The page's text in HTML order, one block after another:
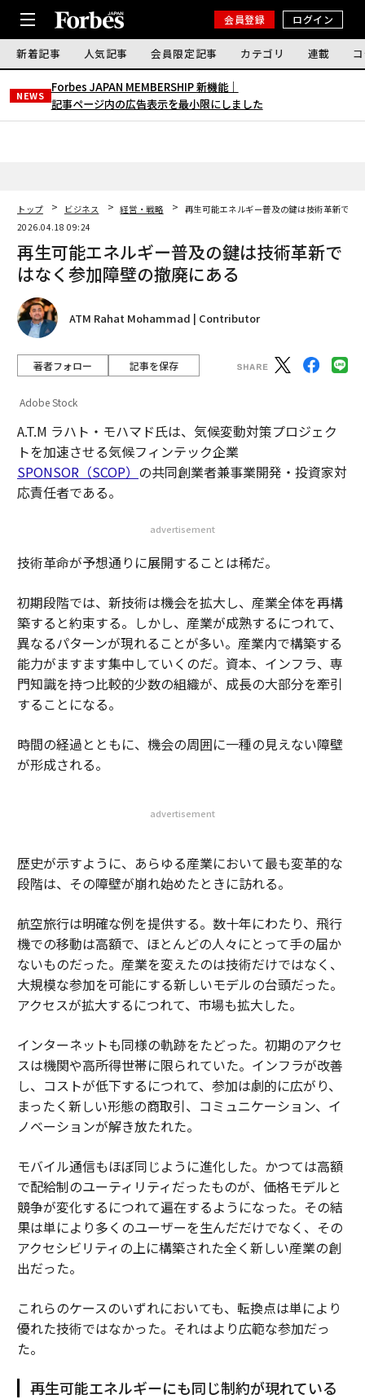
会員登録 ログイン
新着記事 人気記事 会員限定記事 カテゴリ 連載
NEWS
Forbes JAPAN MEMBERSHIP 新機能｜
記事ページ内の広告表示を最小限にしました
トップ ビジネス 経営・戦略
再生可能エネルギー普及の鍵は技術革新では
2026.04.18 09:24
再生可能エネルギー普及の鍵は技術革新で
はなく参加障壁の撤廃にある
ATM Rahat Mohammad | Contributor
著者フォロー 記事を保存
Adobe Stock
A.T.M ラハト・モハマド氏は、気候変動対策プロジェク
トを加速させる気候フィンテック企業
SPONSOR（SCOP） の共同創業者兼事業開発・投資家対
応責任者である。
advertisement
技術革命が予想通りに展開することは稀だ。
初期段階では、新技術は機会を拡大し、産業全体を再構
築すると約束する。しかし、産業が成熟するにつれて、
異なるパターンが現れることが多い。産業内で構築する
能力がますます集中していくのだ。資本、インフラ、専
門知識を持つ比較的少数の組織が、成長の大部分を牽引
することになる。
時間の経過とともに、機会の周囲に一種の見えない障壁
が形成される。
advertisement
歴史が示すように、あらゆる産業において最も変革的な
段階は、その障壁が崩れ始めたときに訪れる。
航空旅行は明確な例を提供する。数十年にわたり、飛行
機での移動は高額で、ほとんどの人々にとって手の届か
ないものだった。産業を変えたのは技術だけではなく、
大規模な参加を可能にする新しいモデルの台頭だった。
アクセスが拡大するにつれて、市場も拡大した。
インターネットも同様の軌跡をたどった。初期のアクセ
スは機関や高所得世帯に限られていた。インフラが改善
し、コストが低下するにつれて、参加は劇的に広がり、
まったく新しい形態の商取引、コミュニケーション、イ
ノベーションが解き放たれた。
モバイル通信もほぼ同じように進化した。かつては高額
で配給制のユーティリティだったものが、価格モデルと
競争が変化するにつれて遍在するようになった。その結
果は単により多くのユーザーを生んだだけでなく、その
アクセシビリティの上に構築された全く新しい産業の創
出だった。
これらのケースのいずれにおいても、転換点は単により
優れた技術ではなかった。それはより広範な参加だっ
た。
再生可能エネルギーにも同じ制約が現れている